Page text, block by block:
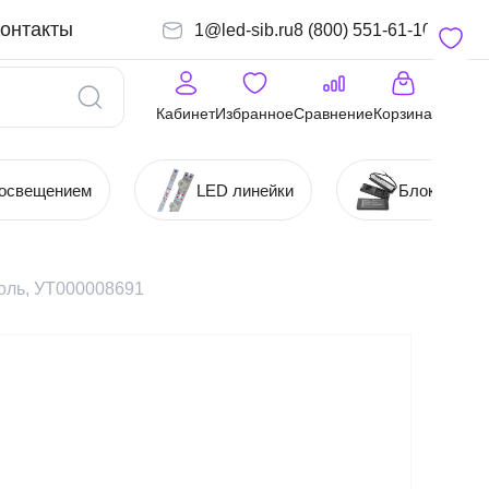
1@led-sib.ru8 (800) 551-61-10
КабинетИзбранноеСравнениеКорзина
LED линейки Блоки
УТ000008691